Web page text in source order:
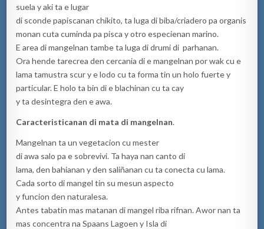
suela y aki ta e lugar
di sconde papiscanan chikito, ta luga di biba/criadero pa organis
monan cuta cuminda pa pisca y otro especienan marino.
E area di mangelnan tambe ta luga di drumi di parhanan.
Ora hende tarecrea den cercania di e mangelnan por wak cu e
lama tamustra scur y e lodo cu ta forma tin un holo fuerte y
particular. E holo ta bin di e blachinan cu ta cay
y ta desintegra den e awa.
Caracteristicanan di mata di mangelnan.
Mangelnan ta un vegetacion cu mester
di awa salo pa e sobrevivi. Ta haya nan canto di
lama, den bahianan y den saliñanan cu ta conecta cu lama.
Cada sorto di mangel tin su mesun aspecto
y funcion den naturalesa.
Antes tabatin mas matanan di mangel riba rifnan. Awor nan ta
mas concentra na Spaans Lagoen y Isla di